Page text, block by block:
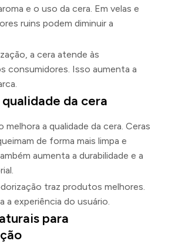
e o uso da cera. Em velas e
ruins podem diminuir a
a cera atende às
consumidores. Isso aumenta a
da cera
melhora a qualidade da cera. Ceras
de forma mais limpa e
aumenta a durabilidade e a
traz produtos melhores.
a experiência do usuário.
para